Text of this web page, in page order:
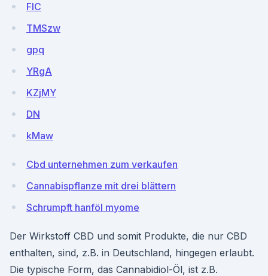
FIC
TMSzw
gpq
YRgA
KZjMY
DN
kMaw
Cbd unternehmen zum verkaufen
Cannabispflanze mit drei blättern
Schrumpft hanföl myome
Der Wirkstoff CBD und somit Produkte, die nur CBD
enthalten, sind, z.B. in Deutschland, hingegen erlaubt.
Die typische Form, das Cannabidiol-Öl, ist z.B.